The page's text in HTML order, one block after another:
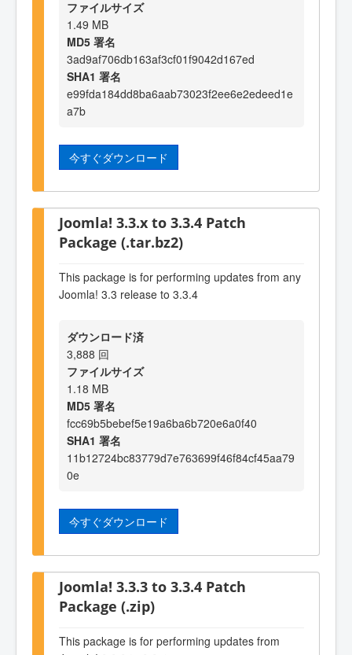
ファイルサイズ
1.49 MB
MD5 署名
3ad9af706db163af3cf01f9042d167ed
SHA1 署名
e99fda184dd8ba6aab73023f2ee6e2edeed1e
a7b
今すぐダウンロード
Joomla! 3.3.x to 3.3.4 Patch
Package (.tar.bz2)
This package is for performing updates from any
Joomla! 3.3 release to 3.3.4
ダウンロード済
3,888 回
ファイルサイズ
1.18 MB
MD5 署名
fcc69b5bebef5e19a6ba6b720e6a0f40
SHA1 署名
11b12724bc83779d7e763699f46f84cf45aa79
0e
今すぐダウンロード
Joomla! 3.3.3 to 3.3.4 Patch
Package (.zip)
This package is for performing updates from